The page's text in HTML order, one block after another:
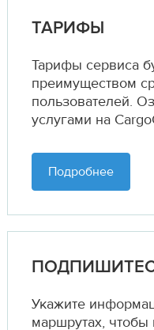
ТАРИФЫ
Тарифы сервиса
преимуществом
пользователей.
услугами на
Подробнее
Укажите
маршрутах, чтобы